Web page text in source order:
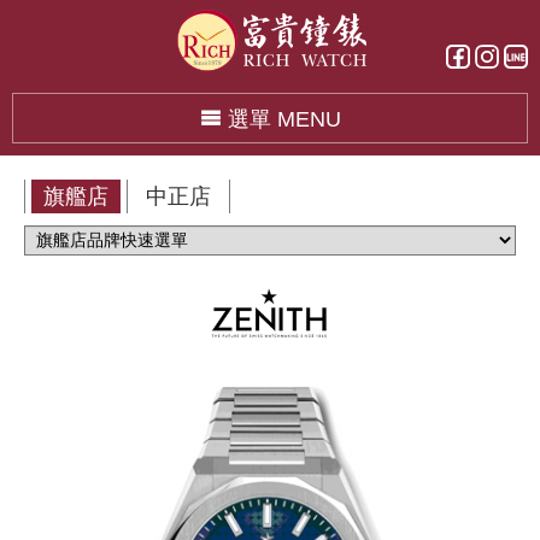
選單 MENU
旗艦店 中正店